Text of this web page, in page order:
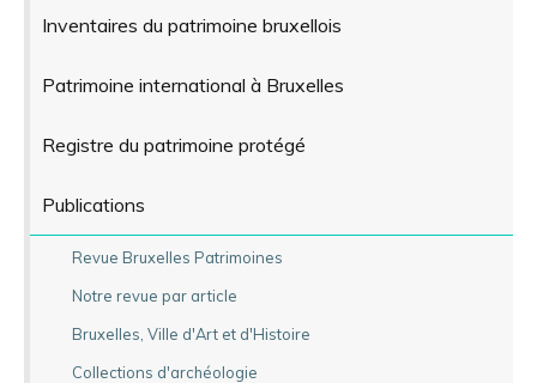
Inventaires du patrimoine bruxellois
Patrimoine international à Bruxelles
Registre du patrimoine protégé
Publications
Revue Bruxelles Patrimoines
Notre revue par article
Bruxelles, Ville d'Art et d'Histoire
Collections d'archéologie